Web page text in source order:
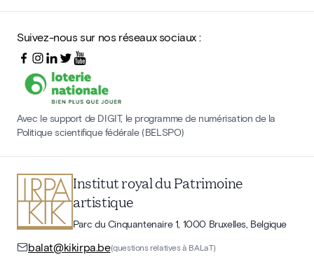
Suivez-nous sur nos réseaux sociaux :
Avec le support de DIGIT, le programme de numérisation de la
Politique scientifique fédérale (BELSPO)
Institut royal du Patrimoine
artistique
Parc du Cinquantenaire 1, 1000 Bruxelles, Belgique
balat@kikirpa.be(questions relatives à BALaT)